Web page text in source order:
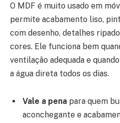
O MDF é muito usado em
permite acabamento liso,
com desenho, detalhes
cores. Ele funciona bem
ventilação adequada e
a água direta todos os dias.
Vale a pena para quem
aconchegante e